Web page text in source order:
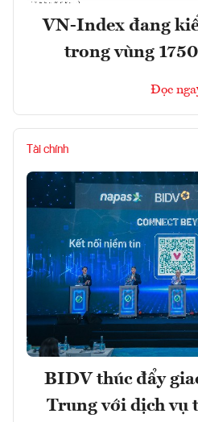
VN-Index đang
trong vùng
Đọc
Tài chính
BIDV thúc đẩy
Trung với dịch vụ